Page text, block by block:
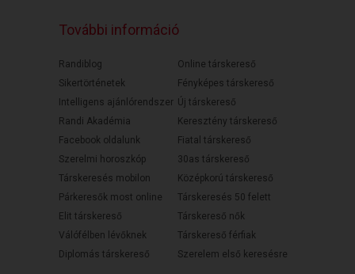
További információ
Randiblog
Sikertörténetek
Intelligens ajánlórendszer
Randi Akadémia
Facebook oldalunk
Szerelmi horoszkóp
Társkeresés mobilon
Párkeresők most online
Elit társkereső
Válófélben lévőknek
Diplomás társkereső
Online társkereső
Fényképes társkereső
Új társkereső
Keresztény társkereső
Fiatal társkereső
30as társkereső
Középkorú társkereső
Társkeresés 50 felett
Társkereső nők
Társkereső férfiak
Szerelem első keresésre